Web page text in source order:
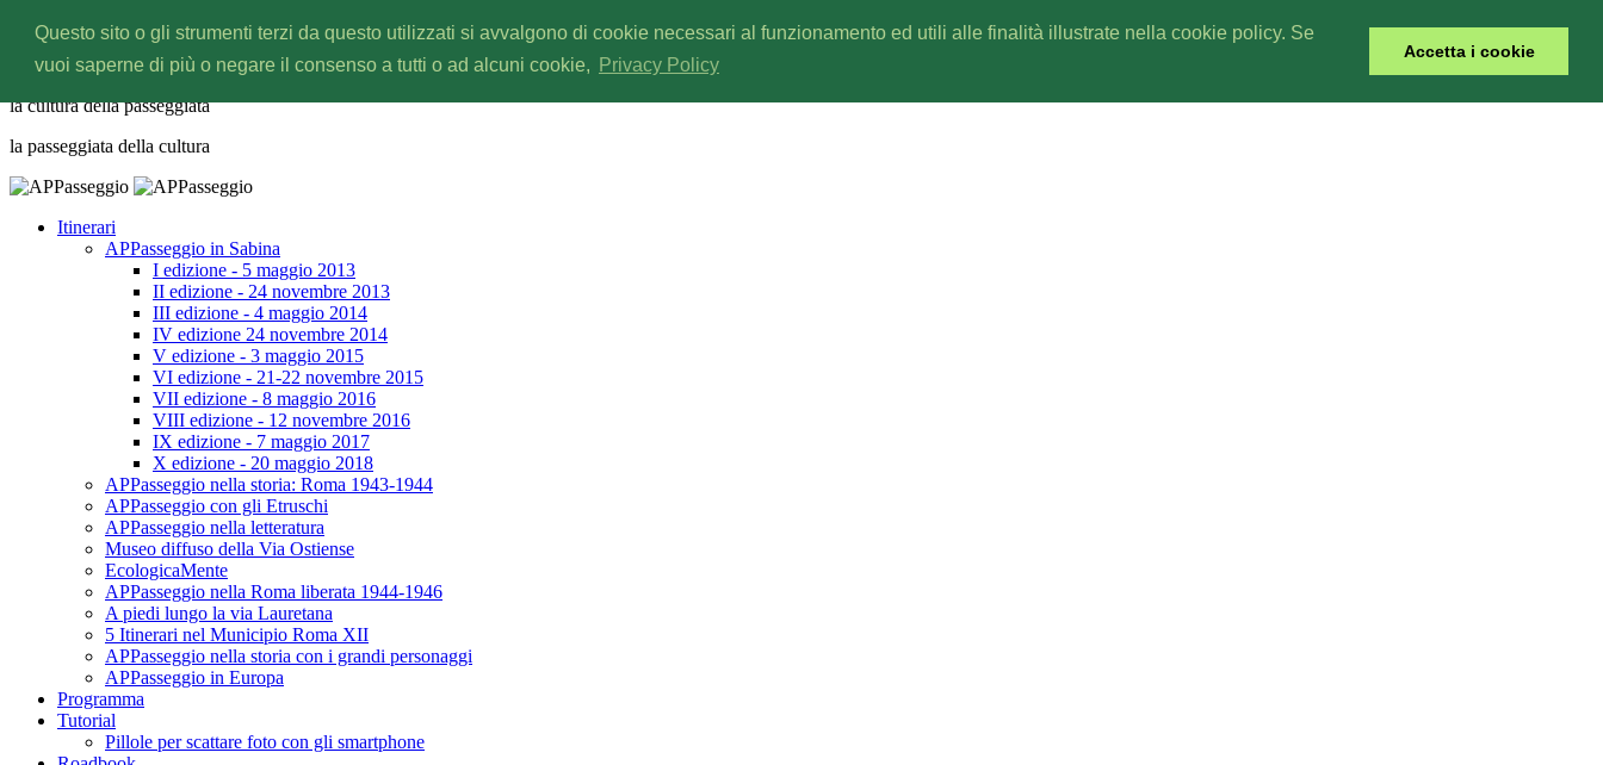
Questo sito o gli strumenti terzi da questo utilizzati si avvalgono di cookie necessari al funzionamento ed utili alle finalità illustrate nella cookie policy. Se
vuoi saperne di più o negare il consenso a tutti o ad alcuni cookie,
Privacy Policy
Accetta i cookie
APPasseggio
la cultura dellapasseggiata
la passeggiata della cultura
Itinerari
APPasseggio in Sabina
I edizione - 5 maggio 2013
II edizione - 24 novembre 2013
III edizione - 4 maggio 2014
IV edizione 24 novembre 2014
V edizione - 3 maggio 2015
VI edizione - 21-22 novembre 2015
VII edizione - 8 maggio 2016
VIII edizione - 12 novembre 2016
IX edizione - 7 maggio 2017
X edizione - 20 maggio 2018
APPasseggio nella storia: Roma 1943-1944
APPasseggio con gli Etruschi
APPasseggio nella letteratura
Museo diffuso della Via Ostiense
EcologicaMente
APPasseggio nella Roma liberata 1944-1946
A piedi lungo la via Lauretana
5 Itinerari nel Municipio Roma XII
APPasseggio nella storia con i grandi personaggi
APPasseggio in Europa
Programma
Tutorial
Pillole per scattare foto con gli smartphone